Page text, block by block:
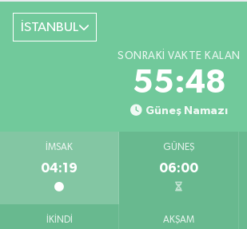
İSTANBUL
SONRAKI VAKTE KALAN
55:47
Güneş Namazı
İMSAK
04:19
GÜNEŞ
06:00
İKINDI AKŞAM